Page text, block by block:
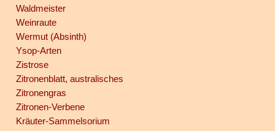
Waldmeister
Weinraute
Wermut (Absinth)
Ysop-Arten
Zistrose
Zitronenblatt, australisches
Zitronengras
Zitronen-Verbene
Kräuter-Sammelsorium